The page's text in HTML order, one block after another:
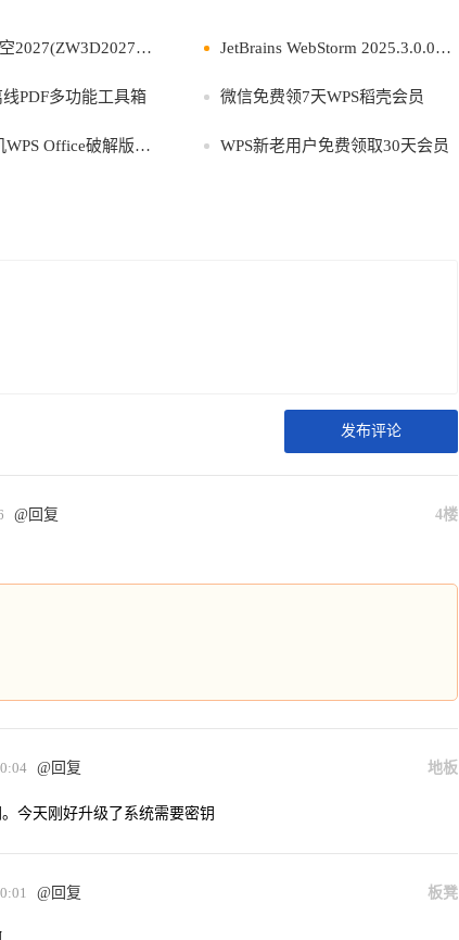
中文版)激活版 JetBrains WebStorm 2025.3.0.0高级版
PDF多功能工具箱 微信免费领7天WPS稻壳会员
破解版登录是VIPv12.2.2 WPS新老用户免费领取30天会员
发布评论
4楼
@回复
地板
@回复
今天刚好升级了系统需要密钥
板凳
@回复